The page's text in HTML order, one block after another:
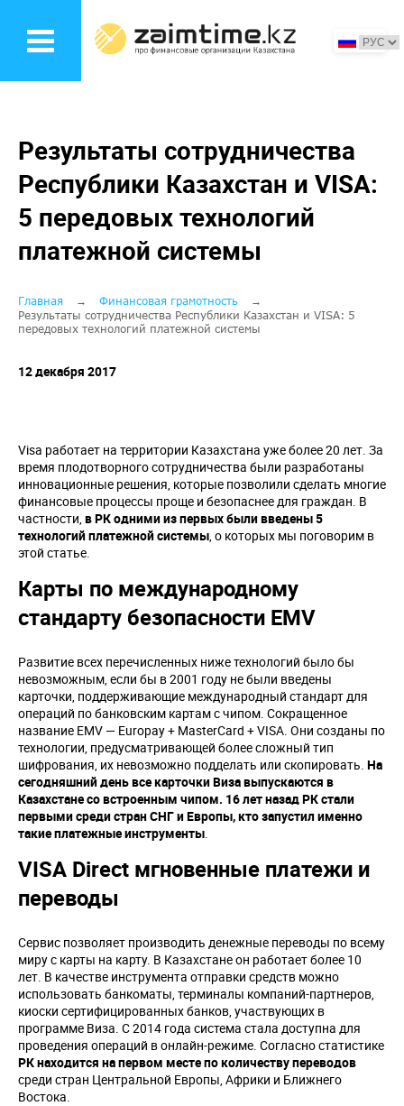
основному
Результаты сотрудничества
Республики Казахстан и VISA:
5 передовых технологий
платежной системы
Строка
навигации
Главная
Финансовая грамотность
Результаты сотрудничества Республики Казахстан и VISA: 5
передовых технологий платежной системы
12 декабря 2017
Visa работает на территории Казахстана уже более 20 лет. За
время плодотворного сотрудничества были разработаны
инновационные решения, которые позволили сделать многие
финансовые процессы проще и безопаснее для граждан. В
частности, в РК одними из первых были введены 5
технологий платежной системы, о которых мы поговорим в
этой статье.
Карты по международному
стандарту безопасности EMV
Развитие всех перечисленных ниже технологий было бы
невозможным, если бы в 2001 году не были введены
карточки, поддерживающие международный стандарт для
операций по банковским картам с чипом. Сокращенное
название EMV — Europay + MasterCard + VISA. Они созданы по
технологии, предусматривающей более сложный тип
шифрования, их невозможно подделать или скопировать. На
сегодняшний день все карточки Виза выпускаются в
Казахстане со встроенным чипом. 16 лет назад РК стали
первыми среди стран СНГ и Европы, кто запустил именно
такие платежные инструменты.
VISA Direct мгновенные платежи и
переводы
Сервис позволяет производить денежные переводы по всему
миру с карты на карту. В Казахстане он работает более 10
лет. В качестве инструмента отправки средств можно
использовать банкоматы, терминалы компаний-партнеров,
киоски сертифицированных банков, участвующих в
программе Виза. С 2014 года система стала доступна для
проведения операций в онлайн-режиме. Согласно статистике
РК находится на первом месте по количеству переводов
среди стран Центральной Европы, Африки и Ближнего
Востока.